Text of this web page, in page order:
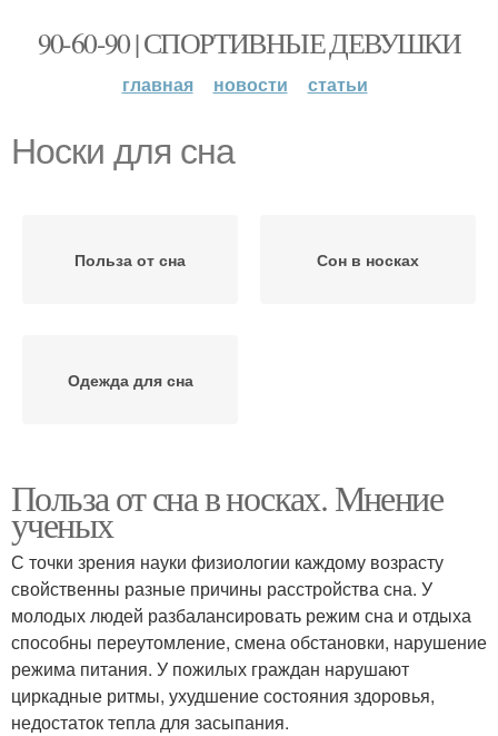
90-60-90 | СПОРТИВНЫЕ ДЕВУШКИ
главная новости статьи
Носки для сна
Польза от сна Сон в носках
Одежда для сна
Польза от сна в носках. Мнение
ученых
С точки зрения науки физиологии каждому возрасту
свойственны разные причины расстройства сна. У
молодых людей разбалансировать режим сна и отдыха
способны переутомление, смена обстановки, нарушение
режима питания. У пожилых граждан нарушают
циркадные ритмы, ухудшение состояния здоровья,
недостаток тепла для засыпания.